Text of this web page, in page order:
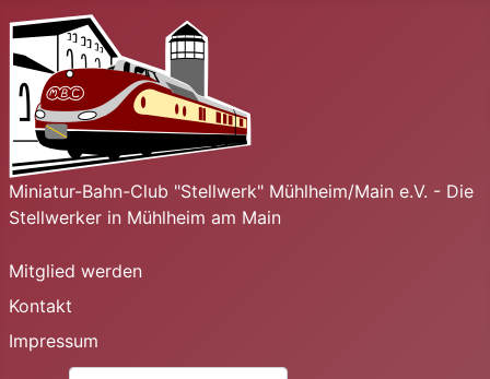
Miniatur-Bahn-Club "Stellwerk" Mühlheim/Main e.V. - Die
Stellwerker in Mühlheim am Main
Mitglied werden
Kontakt
Impressum